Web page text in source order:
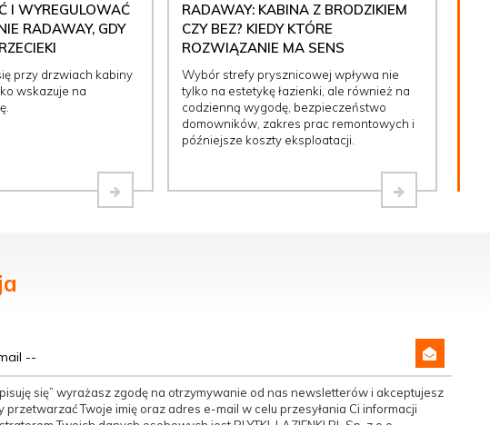
I WYREGULOWAĆ
RADAWAY, GDY
przy drzwiach kabiny
wskazuje na
RADAWAY: KABINA Z BRODZIKIEM
CZY BEZ? KIEDY KTÓRE
ROZWIĄZANIE MA SENS
Wybór strefy prysznicowej wpływa nie
tylko na estetykę łazienki, ale również na
codzienną wygodę, bezpieczeństwo
domowników, zakres prac remontowych i
późniejsze koszty eksploatacji.
się” wyrażasz zgodę na otrzymywanie od nas newsletterów i akceptujesz
przetwarzać Twoje imię oraz adres e-mail w celu przesyłania Ci informacji